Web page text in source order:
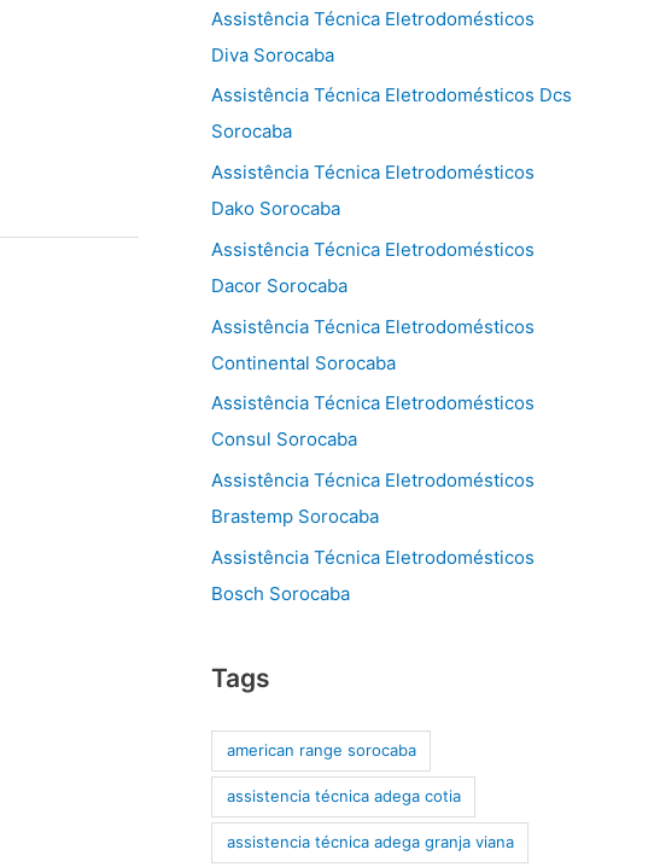
Assistência Técnica Eletrodomésticos
Diva Sorocaba
Assistência Técnica Eletrodomésticos Dcs
Sorocaba
Assistência Técnica Eletrodomésticos
Dako Sorocaba
Assistência Técnica Eletrodomésticos
Dacor Sorocaba
Assistência Técnica Eletrodomésticos
Continental Sorocaba
Assistência Técnica Eletrodomésticos
Consul Sorocaba
Assistência Técnica Eletrodomésticos
Brastemp Sorocaba
Assistência Técnica Eletrodomésticos
Bosch Sorocaba
Tags
american range sorocaba
assistencia técnica adega cotia
assistencia técnica adega granja viana